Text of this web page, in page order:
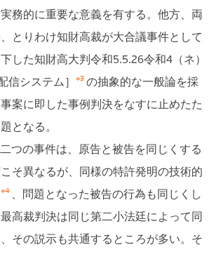
務的に重要な意義を有する。他方、両
とりわけ知財高裁が大合議事件として
した知財高大判令和5.5.26令和4（ネ）
信システム］※3 の抽象的な一般論を採
案に即した事例判決をなすに止めたた
となる。
つの事件は、原告と被告を同じくする
そ異なるが、同様の特許発明の技術的
※4 、問題となった被告の行為も同じくし
高裁判決は同じ第二小法廷によって同
その説示も共通するところが多い。そ